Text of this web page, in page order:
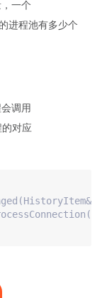
一个
进程池有多少个
调用
的对应